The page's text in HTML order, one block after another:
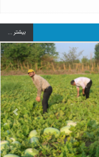
بيشتر ...